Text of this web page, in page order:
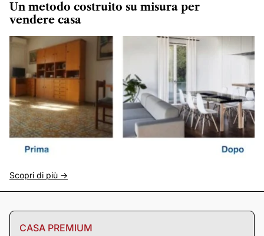
Un metodo costruito su misura per
vendere casa
Scopri di più ->
CASA PREMIUM